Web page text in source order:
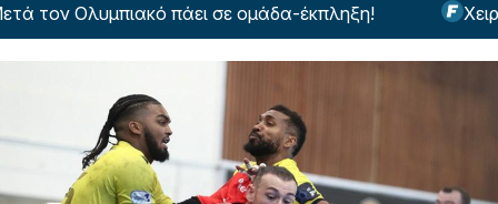
Ολυμπιακό πάει σε ομάδα-έκπληξη!